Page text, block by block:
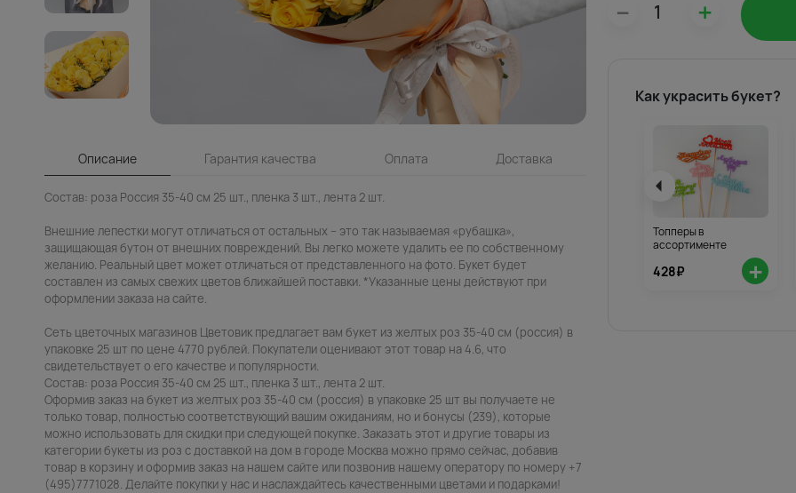
Описание Гарантия качества Оплата Доставка
Состав: роза Россия 35-40 см 25 шт., пленка 3 шт., лента 2 шт.
Внешние лепестки могут отличаться от остальных – это так называемая «рубашка»,
защищающая бутон от внешних повреждений. Вы легко можете удалить ее по собственному
желанию. Реальный цвет может отличаться от представленного на фото. Букет будет
составлен из самых свежих цветов ближайшей поставки. *Указанные цены действуют при
оформлении заказа на сайте.
Сеть цветочных магазинов Цветовик предлагает вам букет из желтых роз 35-40 см (россия) в
упаковке 25 шт по цене 4770 рублей. Покупатели оценивают этот товар на 4.6, что
свидетельствует о его качестве и популярности.
Состав: роза Россия 35-40 см 25 шт., пленка 3 шт., лента 2 шт.
Оформив заказ на букет из желтых роз 35-40 см (россия) в упаковке 25 шт вы получаете не
только товар, полностью соответствующий вашим ожиданиям, но и бонусы (239), которые
можно использовать для скидки при следующей покупке. Заказать этот и другие товары из
категории букеты из роз с доставкой на дом в городе Москва можно прямо сейчас, добавив
товар в корзину и оформив заказ на нашем сайте или позвонив нашему оператору по номеру +7
(495)7771028. Делайте покупки у нас и наслаждайтесь качественными цветами и подарками!
– +
Как украсить букет?
Топперы в
ассортименте
428₽ +